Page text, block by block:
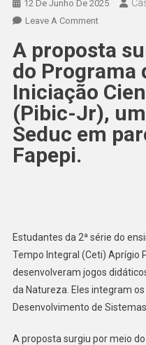
12 De Junho De 2025
Leave A Comment
A proposta
do Programa
Iniciação
(Pibic-Jr),
Seduc em
Fapepi.
Estudantes da 2ª série do
Tempo Integral (Ceti) Aprígio
desenvolveram jogos
da Natureza. Eles integram
Desenvolvimento de
A proposta surgiu por meio